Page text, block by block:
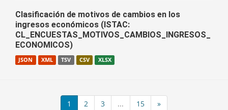
Clasificación de motivos de cambios en los
ingresos económicos (ISTAC:
CL_ENCUESTAS_MOTIVOS_CAMBIOS_INGRESOS_
ECONOMICOS)
JSON XML TSV CSV XLSX
1 2 3 ... 15 »